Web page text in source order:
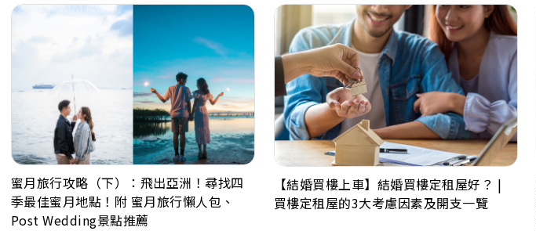
蜜月旅行攻略（下）：飛出亞洲！尋找四
季最佳蜜月地點！附 蜜月旅行懶人包、
Post Wedding景點推薦
【結婚買樓上車】結婚買樓定租屋好？ |
買樓定租屋的3大考慮因素及開支一覽